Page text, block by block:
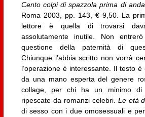
Cento colpi di spazzola prima di
Roma 2003, pp. 143, € 9,50. La
lettore è quella di trovarsi
assolutamente inutile. Non
questione della paternità di
Chiunque l’abbia scritto non vorrà
l’operazione è interessante. Il testo
da una mano esperta del genere
collage, per chi ha un minimo di
ripescate da romanzi celebri. Le età
di sesso con i due omosessuali e